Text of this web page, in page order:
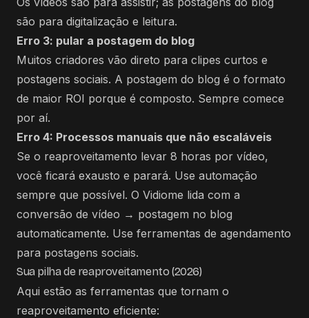
são para digitalização e leitura.
Erro 3: pular a postagem do blog
Muitos criadores vão direto para clipes curtos e
postagens sociais. A postagem do blog é o formato
de maior ROI porque é composto. Sempre comece
por aí.
Erro 4: Processos manuais que não escaláveis
Se o reaproveitamento levar 8 horas por vídeo,
você ficará exausto e parará. Use automação
sempre que possível. O Vidiome lida com a
conversão de vídeo → postagem no blog
automaticamente. Use ferramentas de agendamento
para postagens sociais.
Sua pilha de reaproveitamento (2026)
Aqui estão as ferramentas que tornam o
reaproveitamento eficiente: